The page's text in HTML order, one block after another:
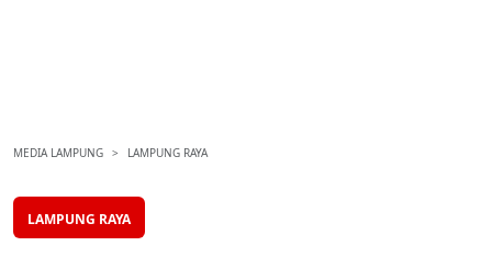
MEDIA LAMPUNG LAMPUNG RAYA
LAMPUNG RAYA